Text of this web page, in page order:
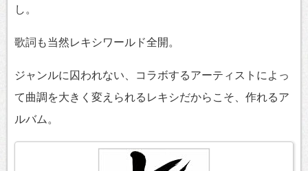
し。
歌詞も当然レキシワールド全開。
ジャンルに囚われない、コラボするアーティストによっ
て曲調を大きく変えられるレキシだからこそ、作れるア
ルバム。